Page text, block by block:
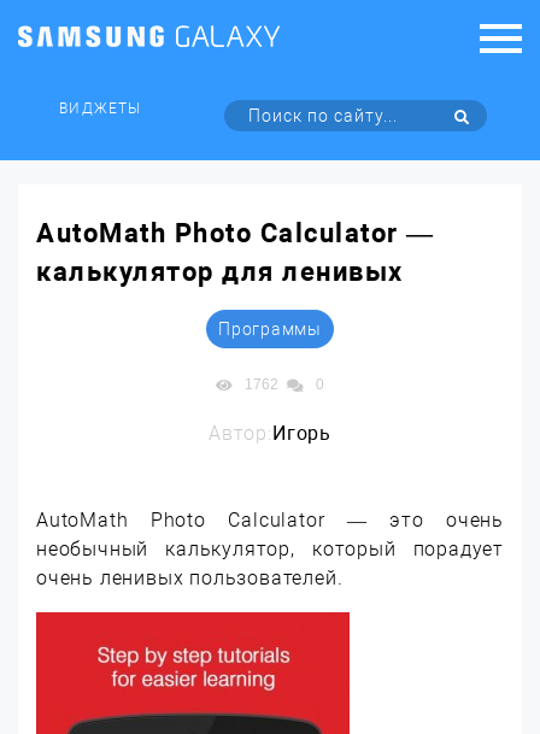
ВИДЖЕТЫ
AutoMath Photo Calculator —
калькулятор для ленивых
Программы
1762 0
Автор:Игорь
AutoMath Photo Calculator — это очень
необычный калькулятор, который порадует
очень ленивых пользователей.